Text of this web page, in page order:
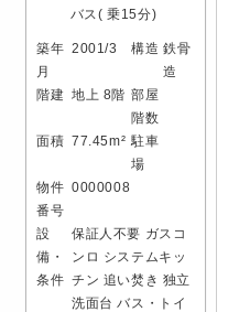
バス( 乗15分)
築年
月
2001/3 構造 鉄骨
造
階建 地上 8階 部屋
階数
面積 77.45m² 駐車
場
物件
番号
0000008
設
備・
条件
保証人不要 ガスコ
ンロ システムキッ
チン 追い焚き 独立
洗面台 バス・トイ